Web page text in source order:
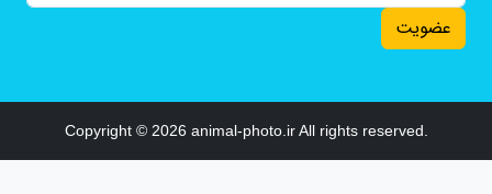
عضویت
Copyright © 2026 animal-photo.ir All rights reserved.